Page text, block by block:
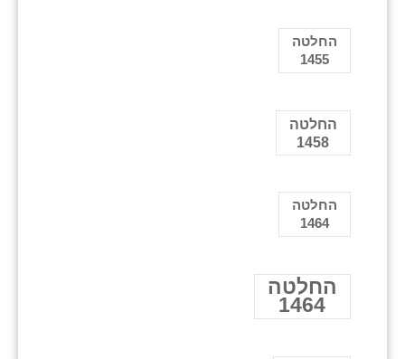
החלטה
1455
החלטה
1458
החלטה
1464
החלטה
1464